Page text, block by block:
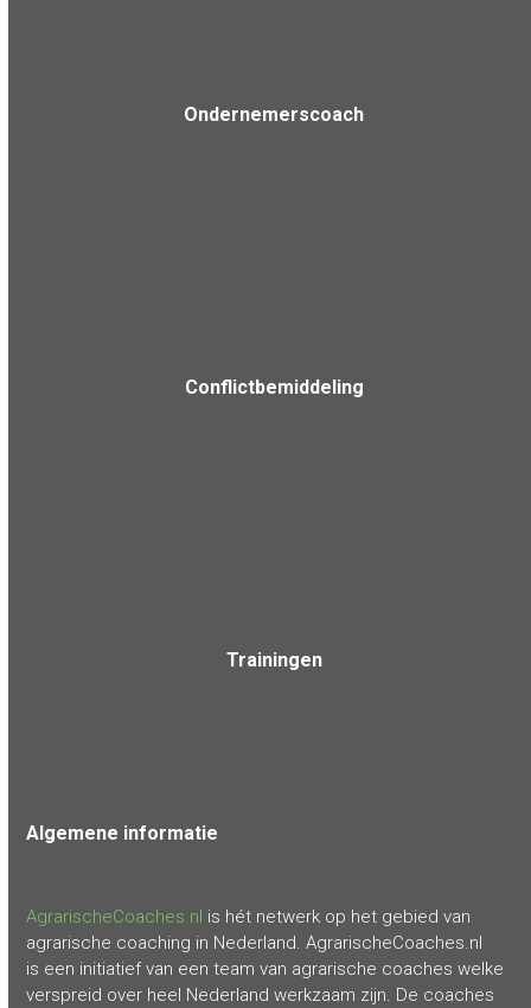
Ondernemerscoach
Conflictbemiddeling
Trainingen
Algemene informatie
AgrarischeCoaches.nl is hét netwerk op het gebied van
agrarische coaching in Nederland. AgrarischeCoaches.nl
is een initiatief van een team van agrarische coaches welke
verspreid over heel Nederland werkzaam zijn. De coaches